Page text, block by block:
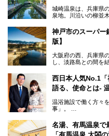
城崎温泉は、兵庫県
泉地。川沿いの柳並
られています。鉄道
ちょうどよい規模で
の観光スポットをピ
盛り込んだ日帰り観
神戸市のスーパー
版】
大阪府の西、兵庫県
し、淡路島との間を
華街をはじめ、きら
人気観光スポットも
そして、温泉好きの
湯です。そのお湯を
スーパー銭湯があっ
きます！
西日本人気No.1
語る、使命とは-
温浴施設で働く方々
事」。
ング西日本1位、2年
「神戸みなと温泉 蓮
名湯、有馬温泉で
「有馬温泉 太閤の